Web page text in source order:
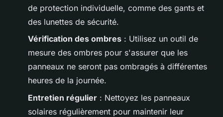
de protection individuelle, comme des gants et
des lunettes de sécurité.
Vérification des ombres : Utilisez un outil de
mesure des ombres pour s'assurer que les
panneaux ne seront pas ombragés à différentes
heures de la journée.
Entretien régulier : Nettoyez les panneaux
solaires régulièrement pour maintenir leur